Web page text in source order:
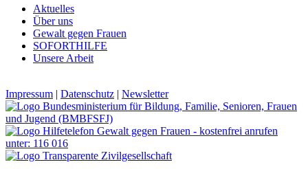
Aktuelles
Über uns
Gewalt gegen Frauen
SOFORTHILFE
Unsere Arbeit
Impressum | Datenschutz | Newsletter